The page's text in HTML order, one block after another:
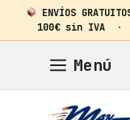
ENVÍOS
100€ sin IVA·
contenido
Menú